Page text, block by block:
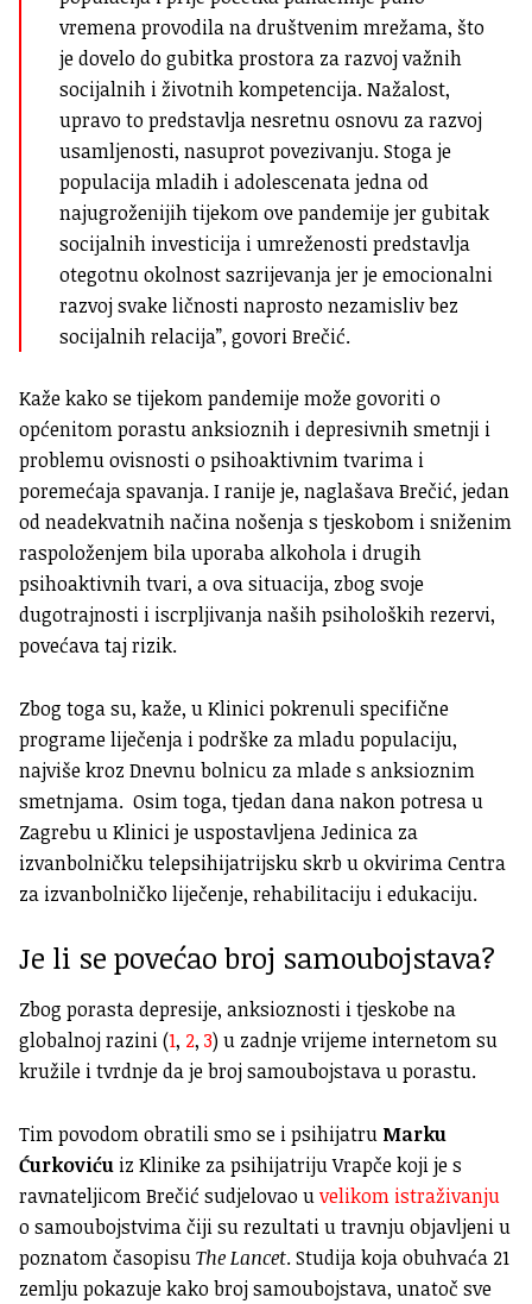
vremena provodila na društvenim mrežama, što
je dovelo do gubitka prostora za razvoj važnih
socijalnih i životnih kompetencija. Nažalost,
upravo to predstavlja nesretnu osnovu za razvoj
usamljenosti, nasuprot povezivanju. Stoga je
populacija mladih i adolescenata jedna od
najugroženijih tijekom ove pandemije jer gubitak
socijalnih investicija i umreženosti predstavlja
otegotnu okolnost sazrijevanja jer je emocionalni
razvoj svake ličnosti naprosto nezamisliv bez
socijalnih relacija”, govori Brečić.
Kaže kako se tijekom pandemije može govoriti o
općenitom porastu anksioznih i depresivnih smetnji i
problemu ovisnosti o psihoaktivnim tvarima i
poremećaja spavanja. I ranije je, naglašava Brečić, jedan
od neadekvatnih načina nošenja s tjeskobom i sniženim
raspoloženjem bila uporaba alkohola i drugih
psihoaktivnih tvari, a ova situacija, zbog svoje
dugotrajnosti i iscrpljivanja naših psiholoških rezervi,
povećava taj rizik.
Zbog toga su, kaže, u Klinici pokrenuli specifične
programe liječenja i podrške za mladu populaciju,
najviše kroz Dnevnu bolnicu za mlade s anksioznim
smetnjama. Osim toga, tjedan dana nakon potresa u
Zagrebu u Klinici je uspostavljena Jedinica za
izvanbolničku telepsihijatrijsku skrb u okvirima Centra
za izvanbolničko liječenje, rehabilitaciju i edukaciju.
Je li se povećao broj samoubojstava?
Zbog porasta depresije, anksioznosti i tjeskobe na
globalnoj razini (1, 2, 3) u zadnje vrijeme internetom su
kružile i tvrdnje da je broj samoubojstava u porastu.
Tim povodom obratili smo se i psihijatru Marku
Ćurkoviću iz Klinike za psihijatriju Vrapče koji je s
ravnateljicom Brečić sudjelovao uvelikom istraživanju
o samoubojstvima čiji su rezultati u travnju objavljeni u
poznatom časopisuThe Lancet. Studija koja obuhvaća 21
zemlju pokazuje kako broj samoubojstava, unatoč sve